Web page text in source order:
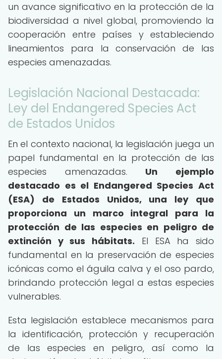
un avance significativo en la protección de la
biodiversidad a nivel global, promoviendo la
cooperación entre países y estableciendo
lineamientos para la conservación de las
especies amenazadas.
Legislación Nacional Destacada:
Ley del Endangered Species Act
de Estados Unidos
En el contexto nacional, la legislación juega un
papel fundamental en la protección de las
especies amenazadas. Un ejemplo
destacado es el Endangered Species Act
(ESA) de Estados Unidos, una ley que
proporciona un marco integral para la
protección de las especies en peligro de
extinción y sus hábitats. El ESA ha sido
fundamental en la preservación de especies
icónicas como el águila calva y el oso pardo,
brindando protección legal a estas especies
vulnerables.
Esta legislación establece mecanismos para
la identificación, protección y recuperación
de las especies en peligro, así como la